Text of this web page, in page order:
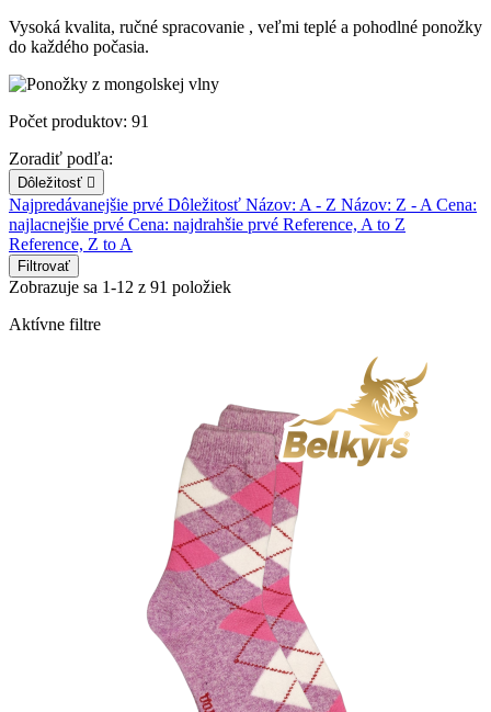
Vysoká kvalita, ručné spracovanie , veľmi teplé a pohodlné ponožky
do každého počasia.
Počet produktov: 91
Zoradiť podľa:
Dôležitosť 
Najpredávanejšie prvé Dôležitosť Názov: A - Z Názov: Z - A Cena:
najlacnejšie prvé Cena: najdrahšie prvé Reference, A to Z
Reference, Z to A
Filtrovať
Zobrazuje sa 1-12 z 91 položiek
Aktívne filtre